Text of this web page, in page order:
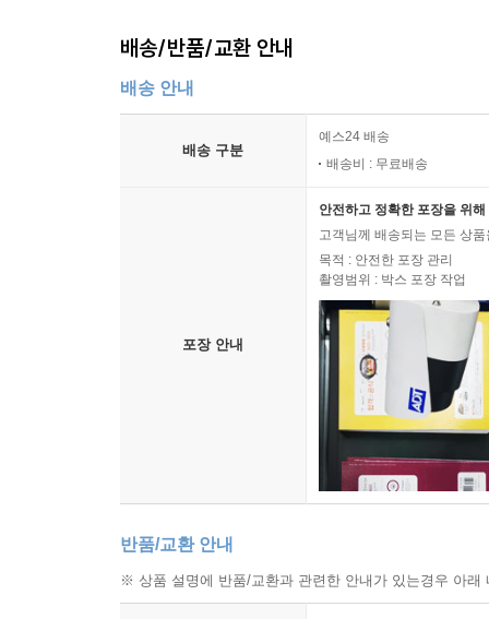
민족의 정체성과 주체성
독일 카페
'확장된 장'으로서 포스트모던
'알레고리 충동'으로서 포스트모던
배송/반품/교환 안내
배송 안내
배송 구분
예스24 배송
배송비 : 무료배송
포장 안내
안전하고 정확한 포장을 위
고객님께 배송되는 모든 상
목적 : 안전한 포장 관리
촬영범위 : 박스 포장 작업
반품/교환 안내
※ 상품 설명에 반품/교환과 관련한 안내가 있는경우 아